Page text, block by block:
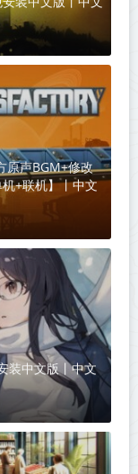
原声BGM+修改
+联机】丨中文
装中文版丨中文